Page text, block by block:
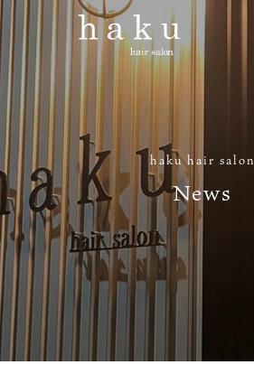
haku hair salon
News